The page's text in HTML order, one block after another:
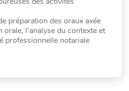
préparation des oraux axée
l’analyse du contexte et
professionnelle notariale